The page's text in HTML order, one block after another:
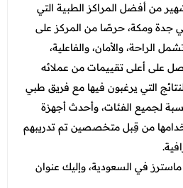
من أفضل المراكز الطبية التي
في جدة ومكة، حرصًا من المركز على
الراحة، والأمان، والفاعلية،
على أعلى تقييمات من عملائه
التي يرغبون فيها مع فريق طبي
لجميع الفئات، وأحدث أجهزة
من قِبل متخصصين تم تدريبهم
في السعودية، وإليك عنوان